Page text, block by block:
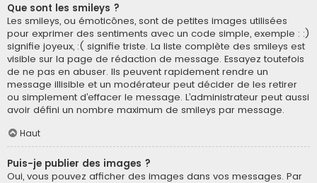
Que sont les smileys ?
Les smileys, ou émoticônes, sont de petites images utilisées
pour exprimer des sentiments avec un code simple, exemple : :)
signifie joyeux, :( signifie triste. La liste complète des smileys est
visible sur la page de rédaction de message. Essayez toutefois
de ne pas en abuser. Ils peuvent rapidement rendre un
message illisible et un modérateur peut décider de les retirer
ou simplement d’effacer le message. L’administrateur peut aussi
avoir défini un nombre maximum de smileys par message.
Haut
Puis-je publier des images ?
Oui, vous pouvez afficher des images dans vos messages. Par